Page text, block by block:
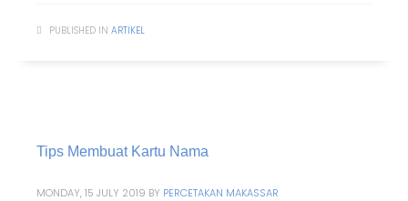
PUBLISHED IN ARTIKEL
Tips Membuat Kartu Nama
MONDAY, 15 JULY 2019 BY PERCETAKAN MAKASSAR